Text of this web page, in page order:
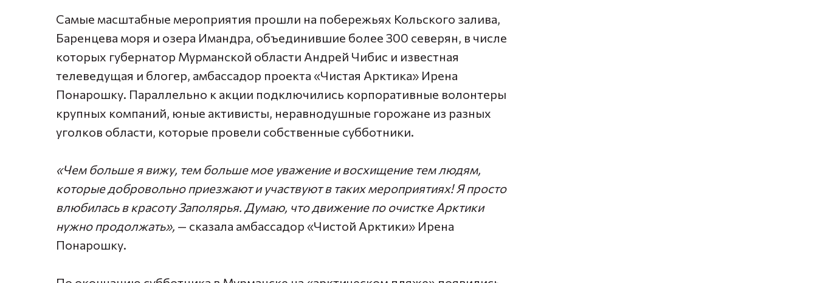
Самые масштабные мероприятия прошли на побережьях Кольского залива,
Баренцева моря и озера Имандра, объединившие более 300 северян, в числе
которых губернатор Мурманской области Андрей Чибис и известная
телеведущая и блогер, амбассадор проекта «Чистая Арктика» Ирена
Понарошку. Параллельно к акции подключились корпоративные волонтеры
крупных компаний, юные активисты, неравнодушные горожане из разных
уголков области, которые провели собственные субботники.
«Чем больше я вижу, тем больше мое уважение и восхищение тем людям,
которые добровольно приезжают и участвуют в таких мероприятиях! Я просто
влюбилась в красоту Заполярья. Думаю, что движение по очистке Арктики
нужно продолжать», — сказала амбассадор «Чистой Арктики» Ирена
Понарошку.